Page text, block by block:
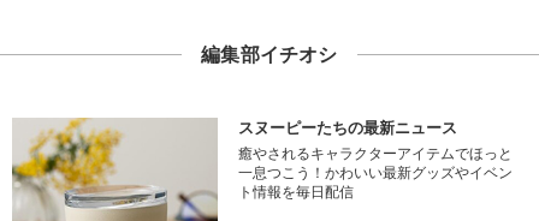
編集部イチオシ
スヌーピーたちの最新ニュース
癒やされるキャラクターアイテムでほっと
一息つこう！かわいい最新グッズやイベン
ト情報を毎日配信